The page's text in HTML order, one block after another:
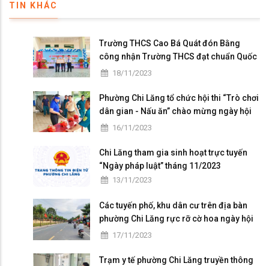
TIN KHÁC
Trường THCS Cao Bá Quát đón Bằng
công nhận Trường THCS đạt chuẩn Quốc
gia mức độ I và họp mặt kỷ niệm 41 năm
18/11/2023
Phường Chi Lăng tổ chức hội thi “Trò chơi
dân gian - Nấu ăn” chào mừng ngày hội
Đại đoàn kết toàn dân tộc
16/11/2023
Chi Lăng tham gia sinh hoạt trực tuyến
“Ngày pháp luật” tháng 11/2023
13/11/2023
Các tuyến phố, khu dân cư trên địa bàn
phường Chi Lăng rực rỡ cờ hoa ngày hội
Đại đoàn kết toàn dân tộc ở khu dân cư
17/11/2023
Trạm y tế phường Chi Lăng truyền thông